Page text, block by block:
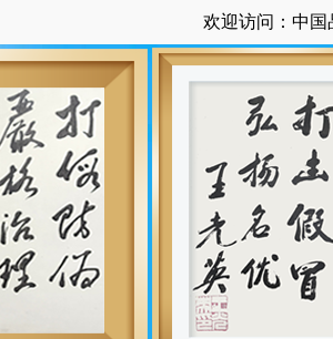
欢迎访问：中国品